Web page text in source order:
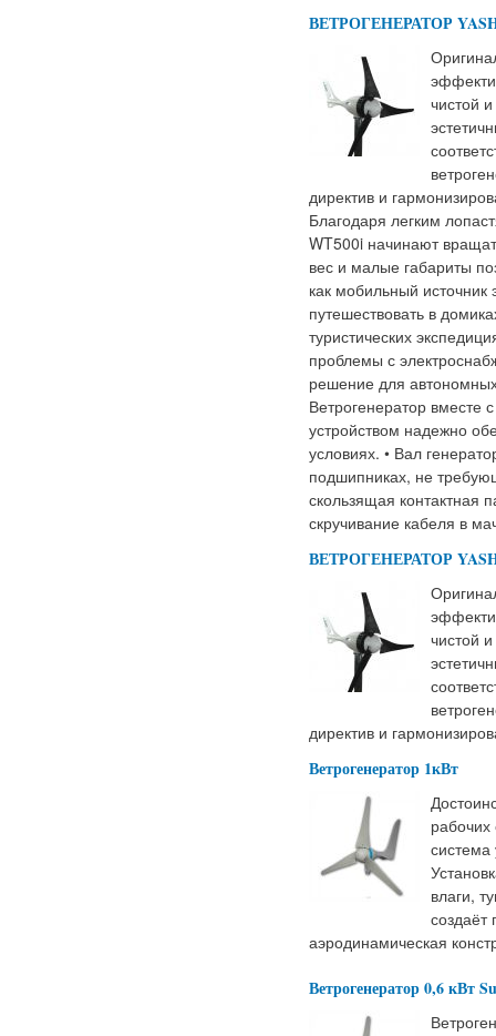
ВЕТРОГЕНЕРАТОР
чистой
директив и
Благодаря легким
WT500i начинают
вес и малые габариты
как мобильный источник
путешествовать в
туристических
проблемы с
решение для
Ветрогенератор
устройством надежно
условиях. • Вал
подшипниках, не
скользящая контактная
скручивание кабеля в
ВЕТРОГЕНЕРАТОР
чистой
директив и
Ветрогенератор 1кВт
рабочих
система
влаги,
аэродинамическая
Ветрогенератор 0,6 кВт